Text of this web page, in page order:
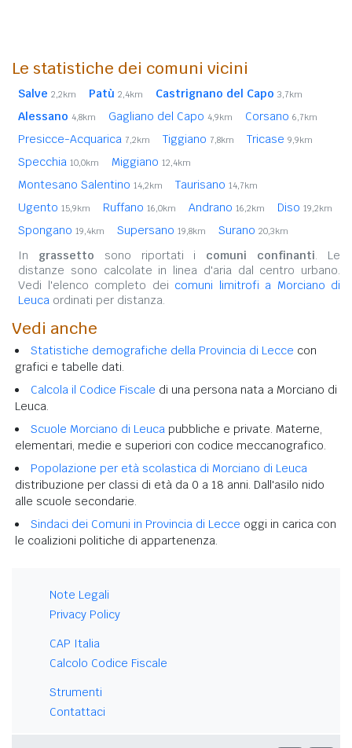
Le statistiche dei comuni vicini
Salve 2,2km Patù 2,4km Castrignano del Capo 3,7km
Alessano 4,8km Gagliano del Capo 4,9km Corsano 6,7km
Presicce-Acquarica 7,2km Tiggiano 7,8km Tricase 9,9km
Specchia 10,0km Miggiano 12,4km
Montesano Salentino 14,2km Taurisano 14,7km
Ugento 15,9km Ruffano 16,0km Andrano 16,2km Diso 19,2km
Spongano 19,4km Supersano 19,8km Surano 20,3km
In grassetto sono riportati i comuni confinanti. Le
distanze sono calcolate in linea d'aria dal centro urbano.
Vedi l'elenco completo dei comuni limitrofi a Morciano di
Leuca ordinati per distanza.
Vedi anche
Statistiche demografiche della Provincia di Lecce con
grafici e tabelle dati.
Calcola il Codice Fiscale di una persona nata a Morciano di
Leuca.
Scuole Morciano di Leuca pubbliche e private. Materne,
elementari, medie e superiori con codice meccanografico.
Popolazione per età scolastica di Morciano di Leuca
distribuzione per classi di età da 0 a 18 anni. Dall'asilo nido
alle scuole secondarie.
Sindaci dei Comuni in Provincia di Lecce oggi in carica con
le coalizioni politiche di appartenenza.
Note Legali
Privacy Policy
CAP Italia
Calcolo Codice Fiscale
Strumenti
Contattaci